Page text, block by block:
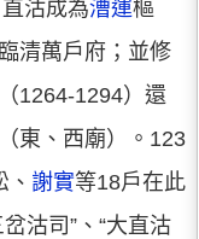
沽成為漕運樞
清萬戶府；並修
1264-1294）還
（東、西廟）。123
謝實等18戶在此
沽司”、“大直沽